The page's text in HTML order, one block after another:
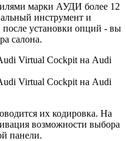
марки АУДИ более 12
инструмент и
после установки опций - вы
салона.
их кодировка. На
возможности выбора
панели.